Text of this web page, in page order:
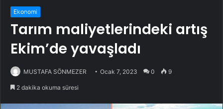
Ekonomi
Tarım maliyetlerindeki artış
Ekim’de yavaşladı
MUSTAFA SÖNMEZER Ocak 7, 2023 0 9
2 dakika okuma süresi